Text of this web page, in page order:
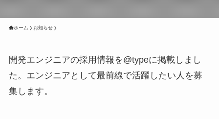
ホーム お知らせ
開発エンジニアの採用情報を@typeに掲載しまし
た。エンジニアとして最前線で活躍したい人を募
集します。